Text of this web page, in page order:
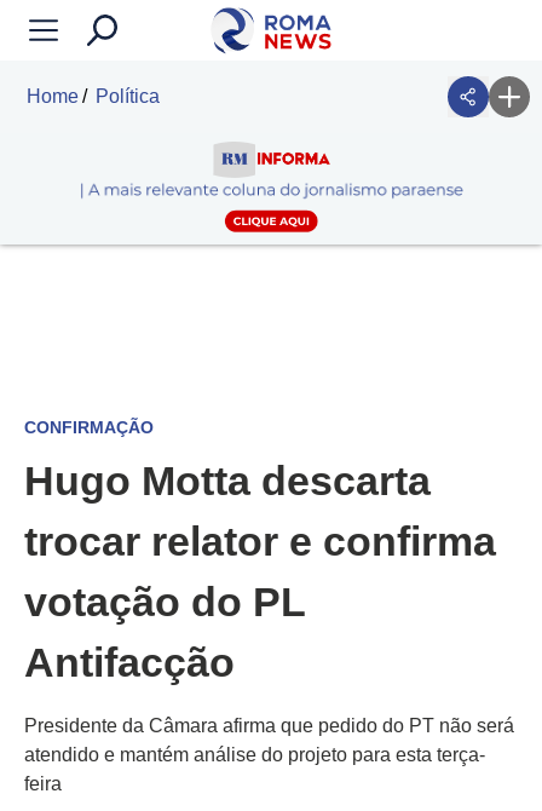
Home Política
CONFIRMAÇÃO
Hugo Motta descarta
trocar relator e confirma
votação do PL
Antifacção
Presidente da Câmara afirma que pedido do PT não será
atendido e mantém análise do projeto para esta terça-
feira